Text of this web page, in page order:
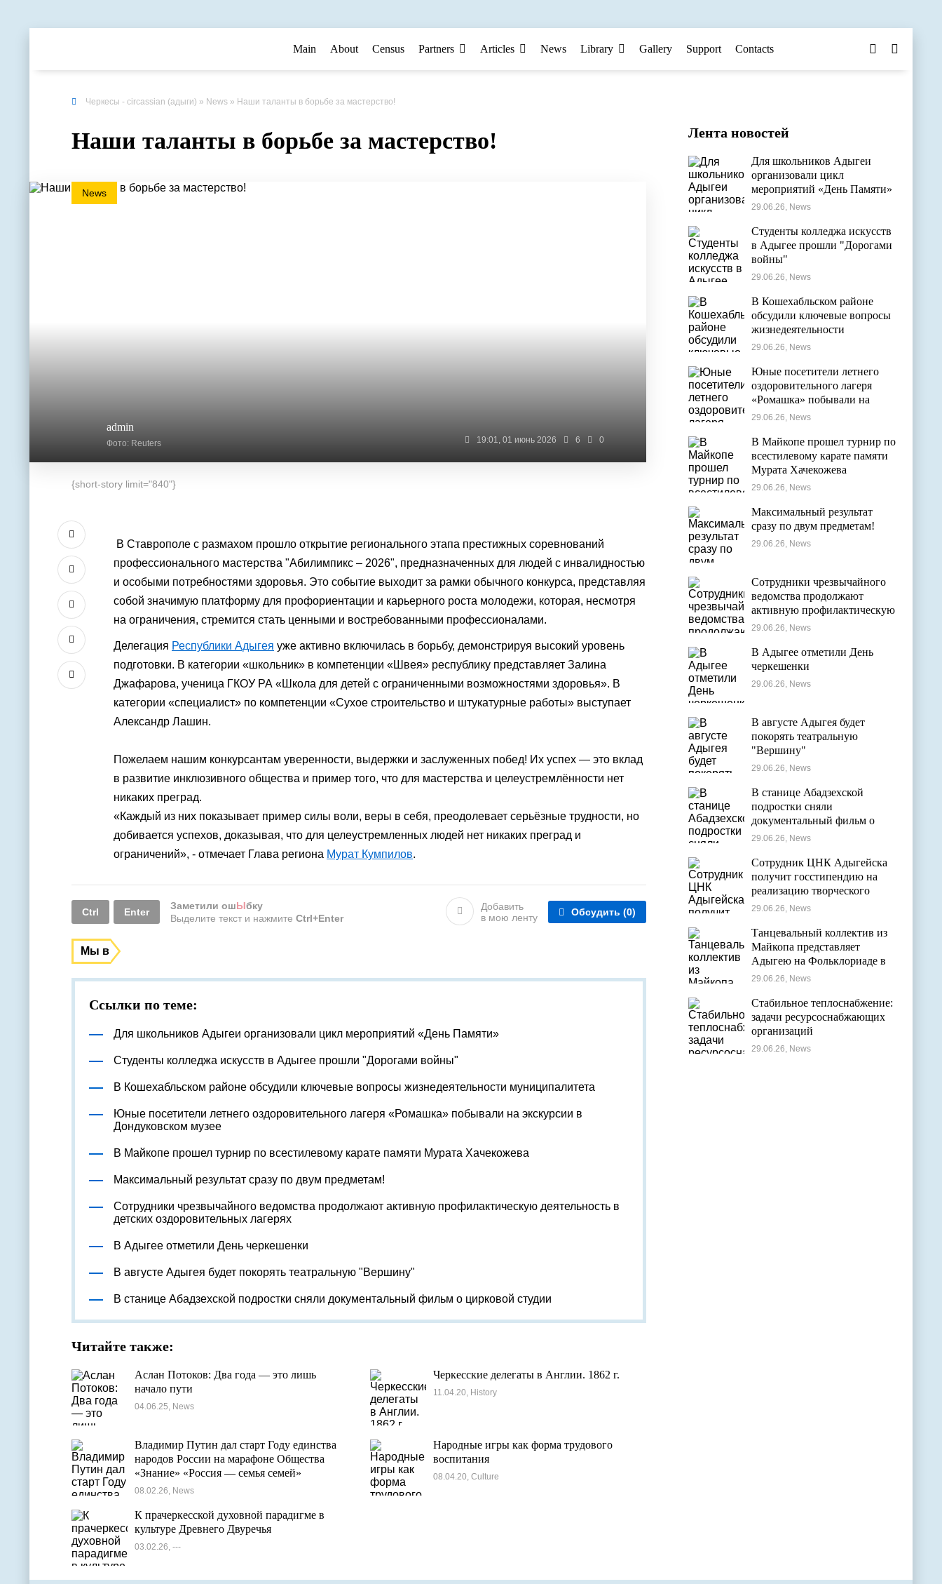
Main About Census Partners Articles News Library Gallery Support Contacts
Черкесы - circassian (адыги) » News » Наши таланты в борьбе за мастерство!
Наши таланты в борьбе за мастерство!
News
admin
Фото: Reuters 19:01, 01 июнь 2026 6 0
{short-story limit="840"}
В Ставрополе с размахом прошло открытие регионального этапа престижных соревнований
профессионального мастерства "Абилимпикс – 2026", предназначенных для людей с инвалидностью
и особыми потребностями здоровья. Это событие выходит за рамки обычного конкурса, представляя
собой значимую платформу для профориентации и карьерного роста молодежи, которая, несмотря
на ограничения, стремится стать ценными и востребованными профессионалами.
Делегация Республики Адыгея уже активно включилась в борьбу, демонстрируя высокий уровень
подготовки. В категории «школьник» в компетенции «Швея» республику представляет Залина
Джафарова, ученица ГКОУ РА «Школа для детей с ограниченными возможностями здоровья». В
категории «специалист» по компетенции «Сухое строительство и штукатурные работы» выступает
Александр Лашин.
Пожелаем нашим конкурсантам уверенности, выдержки и заслуженных побед! Их успех — это вклад
в развитие инклюзивного общества и пример того, что для мастерства и целеустремлённости нет
никаких преград.
«Каждый из них показывает пример силы воли, веры в себя, преодолевает серьёзные трудности, но
добивается успехов, доказывая, что для целеустремленных людей нет никаких преград и
ограничений», - отмечает Глава региона Мурат Кумпилов.
Ctrl Enter
Заметили ошЫбку
Выделите текст и нажмите Ctrl+Enter
Добавить
в мою ленту
Обсудить (0)
Мы в
Ссылки по теме:
Для школьников Адыгеи организовали цикл мероприятий «День Памяти»
Студенты колледжа искусств в Адыгее прошли "Дорогами войны"
В Кошехабльском районе обсудили ключевые вопросы жизнедеятельности муниципалитета
Юные посетители летнего оздоровительного лагеря «Ромашка» побывали на экскурсии в
Дондуковском музее
В Майкопе прошел турнир по всестилевому карате памяти Мурата Хачекожева
Максимальный результат сразу по двум предметам!
Сотрудники чрезвычайного ведомства продолжают активную профилактическую деятельность в
детских оздоровительных лагерях
В Адыгее отметили День черкешенки
В августе Адыгея будет покорять театральную "Вершину"
В станице Абадзехской подростки сняли документальный фильм о цирковой студии
Читайте также:
Аслан Потоков: Два года — это лишь
начало пути
04.06.25, News
Черкесские делегаты в Англии. 1862 г.
11.04.20, History
Владимир Путин дал старт Году единства
народов России на марафоне Общества
«Знание» «Россия — семья семей»
08.02.26, News
Народные игры как форма трудового
воспитания
08.04.20, Culture
К прачеркесской духовной парадигме в
культуре Древнего Двуречья
03.02.26, ---
Лента новостей
Для школьников Адыгеи
организовали цикл
мероприятий «День Памяти»
29.06.26, News
Студенты колледжа искусств
в Адыгее прошли "Дорогами
войны"
29.06.26, News
В Кошехабльском районе
обсудили ключевые вопросы
жизнедеятельности
муниципалитета
29.06.26, News
Юные посетители летнего
оздоровительного лагеря
«Ромашка» побывали на
экскурсии в Дондуковском
29.06.26, News
В Майкопе прошел турнир по
всестилевому карате памяти
Мурата Хачекожева
29.06.26, News
Максимальный результат
сразу по двум предметам!
29.06.26, News
Сотрудники чрезвычайного
ведомства продолжают
активную профилактическую
деятельность в детских
29.06.26, News
В Адыгее отметили День
черкешенки
29.06.26, News
В августе Адыгея будет
покорять театральную
"Вершину"
29.06.26, News
В станице Абадзехской
подростки сняли
документальный фильм о
цирковой студии
29.06.26, News
Сотрудник ЦНК Адыгейска
получит госстипендию на
реализацию творческого
проекта в области
29.06.26, News
Танцевальный коллектив из
Майкопа представляет
Адыгею на Фольклориаде в
Уфе
29.06.26, News
Стабильное теплоснабжение:
задачи ресурсоснабжающих
организаций
29.06.26, News